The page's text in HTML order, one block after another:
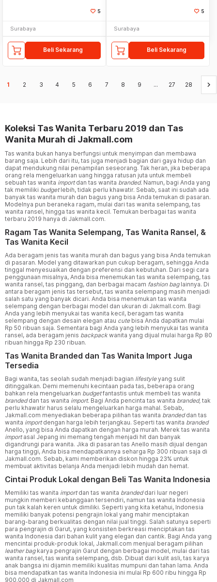
5
Surabaya
Beli Sekarang
5
Surabaya
Beli Sekarang
1 2 3 4 5 6 7 8 9 ... 27 28 keyboard_arrow_right
Koleksi Tas Wanita Terbaru 2019 dan Tas
Wanita Murah di Jakmall.com
Tas wanita bukan hanya berfungsi untuk menyimpan dan membawa
barang saja. Lebih dari itu, tas juga menjadi bagian dari gaya hidup dan
dapat mendukung nilai penampilan seseorang. Tak heran, jika beberapa
orang rela mengeluarkan uang hingga ratusan juta untuk membeli
sebuah tas wanita importdan tas wanita branded. Namun, bagi Anda yang
tak memiliki budgetlebih, tidak perlu khawatir. Sebab, saat ini sudah ada
banyak tas wanita murah dan bagus yang bisa Anda temukan di pasaran.
Modelnya pun beraneka ragam, mulai dari tas wanita selempang, tas
wanita ransel, hingga tas wanita kecil. Temukan berbagai tas wanita
terbaru 2019 hanya di Jakmall.com.
Ragam Tas Wanita Selempang, Tas Wanita Ransel, &
Tas Wanita Kecil
Ada beragam jenis tas wanita murah dan bagus yang bisa Anda temukan
di pasaran. Model yang ditawarkan pun cukup beragam, sehingga Anda
tinggal menyesuaikan dengan preferensi dan kebutuhan. Dari segi cara
penggunaan misalnya, Anda bisa menemukan tas wanita selempang, tas
wanita ransel, tas pinggang, dan berbagai macam fashion baglainnya. Di
antara beragam jenis tas tersebut, tas wanita selempang masih menjadi
salah satu yang banyak dicari. Anda bisa menemukan tas wanita
selempang dengan berbagai model dan ukuran di Jakmall.com. Bagi
Anda yang lebih menyukai tas wanita kecil, beragam tas wanita
selempang dengan desain elegan atau cute bisa Anda dapatkan mulai
Rp 50 ribuan saja. Sementara bagi Anda yang lebih menyukai tas wanita
ransel, ada beragam jenis backpackwanita yang dijual mulai harga Rp 80
ribuan hingga Rp 230 ribuan.
Tas Wanita Branded dan Tas Wanita Import Juga
Tersedia
Bagi wanita, tas seolah sudah menjadi bagian lifestyleyang sulit
ditinggalkan. Demi memenuhi kecintaan pada tas, beberapa orang
bahkan rela mengeluarkan budgetfantastis untuk membeli tas wanita
brandeddan tas wanita import. Bagi Anda pencinta tas wanita branded, tak
perlu khawatir harus selalu mengeluarkan harga mahal. Sebab,
Jakmall.com menyediakan beberapa pilihan tas wanita brandeddan tas
wanita importdengan harga lebih terjangkau. Seperti tas wanita branded
Anello, yang bisa Anda dapatkan dengan harga murah. Merek tas wanita
importasal Jepang ini memang tengah menjadi hit dan banyak
digandrungi para wanita. Jika di pasaran tas Anello masih dijual dengan
harga tinggi, Anda bisa mendapatkannya seharga Rp 300 ribuan saja di
Jakmall.com. Sebab, kami memberikan diskon hingga 23% untuk
membuat aktivitas belanja Anda menjadi lebih mudah dan hemat.
Cintai Produk Lokal dengan Beli Tas Wanita Indonesia
Memiliki tas wanita importdan tas wanita brandeddari luar negeri
mungkin memberi kebanggaan tersendiri, namun tas wanita Indonesia
pun tak kalah keren untuk dimiliki. Seperti yang kita ketahui, Indonesia
memiliki banyak potensi pengrajin lokal yang mahir menciptakan
barang-barang berkualitas dengan nilai jual tinggi. Salah satunya seperti
para pengrajin di Garut, yang konsisten berkreasi menciptakan tas
wanita Indonesia dari bahan kulit yang elegan dan cantik. Bagi Anda yang
mencintai produk-produk lokal, Jakmall.com menjual beragam pilihan
leather bag karya pengrajin Garut dengan berbagai model, mulai dari tas
wanita ransel, tas wanita selempang, dsb. Dibuat dari kulit asli, tas karya
anak bangsa ini dijamin memiliki kualitas mumpuni dan tahan lama. Anda
bisa mendapatkan tas wanita Indonesia ini mulai Rp 600 ribu hingga Rp
900.000 di Jakmall.com